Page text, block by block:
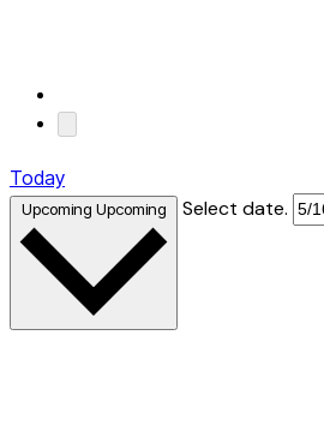
Today
Upcoming Upcoming Select date.